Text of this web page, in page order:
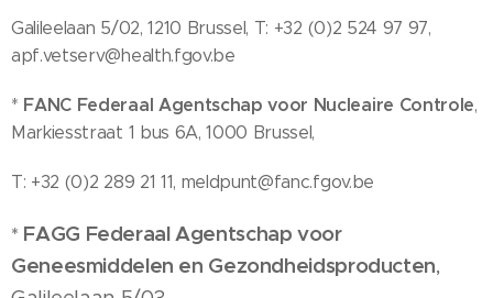
Galileelaan 5/02, 1210 Brussel, T: +32 (0)2 524 97 97,
apf.vetserv@health.fgov.be
* FANC Federaal Agentschap voor Nucleaire Controle,
Markiesstraat 1 bus 6A, 1000 Brussel,
T: +32 (0)2 289 21 11, meldpunt@fanc.fgov.be
* FAGG Federaal Agentschap voor
Geneesmiddelen en Gezondheidsproducten,